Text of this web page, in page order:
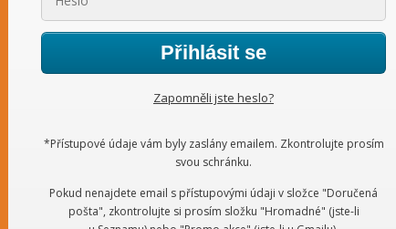
Přihlásit se
Zapomněli jste heslo?
*Přístupové údaje vám byly zaslány emailem. Zkontrolujte prosím
svou schránku.
Pokud nenajdete email s přístupovými údaji v složce "Doručená
pošta", zkontrolujte si prosím složku "Hromadné" (jste-li